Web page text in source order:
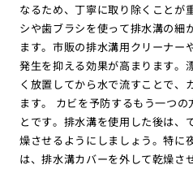
なるため、丁寧に取り除くことが
シや歯ブラシを使って排水溝の細
ます。市販の排水溝用クリーナー
発生を抑える効果が高まります。
く放置してから水で流すことで、
ます。 カビを予防するもう一つ
とです。排水溝を使用した後は、
燥させるようにしましょう。特に
は、排水溝カバーを外して乾燥さ